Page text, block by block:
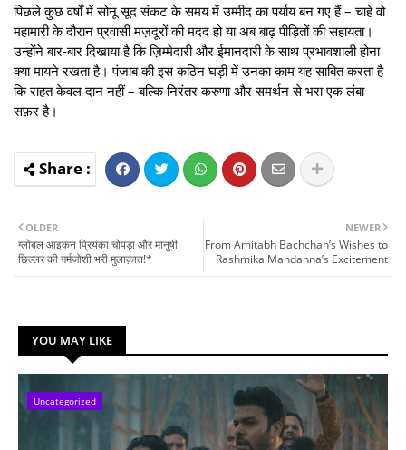
पिछले कुछ वर्षों में सोनू सूद संकट के समय में उम्मीद का पर्याय बन गए हैं – चाहे वो
महामारी के दौरान प्रवासी मज़दूरों की मदद हो या अब बाढ़ पीड़ितों की सहायता।
उन्होंने बार-बार दिखाया है कि ज़िम्मेदारी और ईमानदारी के साथ प्रभावशाली होना
क्या मायने रखता है। पंजाब की इस कठिन घड़ी में उनका काम यह साबित करता है
कि राहत केवल दान नहीं – बल्कि निरंतर करुणा और समर्थन से भरा एक लंबा
सफ़र है।
NEWER
From Amitabh Bachchan’s Wishes to
Rashmika Mandanna’s Excitement
OLDER
ग्लोबल आइकन प्रियंका चोपड़ा और मानुषी
छिल्लर की गर्मजोशी भरी मुलाक़ात!*
YOU MAY LIKE
Uncategorized